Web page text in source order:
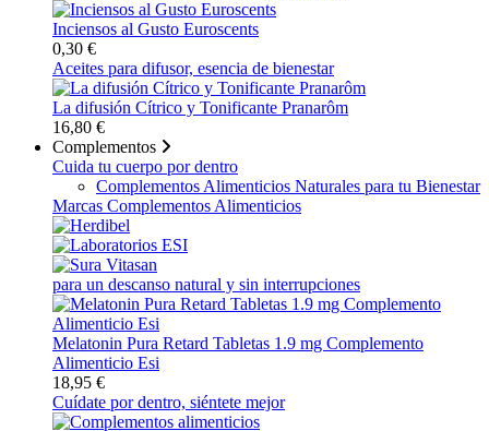
Inciensos al Gusto Euroscents
0,30 €
Aceites para difusor, esencia de bienestar
La difusión Cítrico y Tonificante Pranarôm
16,80 €
Complementos
Cuida tu cuerpo por dentro
Complementos Alimenticios Naturales para tu Bienestar
Marcas Complementos Alimenticios
para un descanso natural y sin interrupciones
Melatonin Pura Retard Tabletas 1.9 mg Complemento
Alimenticio Esi
18,95 €
Cuídate por dentro, siéntete mejor